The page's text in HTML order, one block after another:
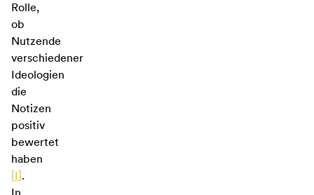
Rolle,
ob
Nutzende
verschiedener
Ideologien
die
Notizen
positiv
bewertet
haben
[I].